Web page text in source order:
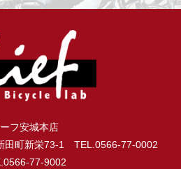
ーフ安城本店
田町新栄73-1 TEL.0566-77-0002
77-9002